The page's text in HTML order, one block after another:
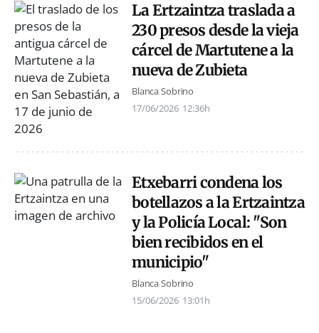
La Ertzaintza traslada a
230 presos desde la vieja
cárcel de Martutene a la
nueva de Zubieta
Blanca Sobrino
17/06/2026 12:36h
Etxebarri condena los
botellazos a la Ertzaintza
y la Policía Local: "Son
bien recibidos en el
municipio"
Blanca Sobrino
15/06/2026 13:01h